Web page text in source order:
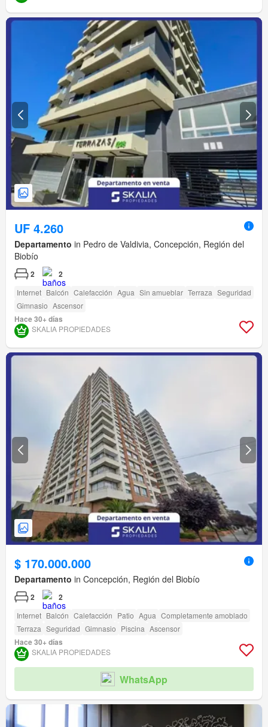
UF 4.260
Departamento in Pedro de Valdivia, Concepción, Región del
Biobío
2 2
Internet Balcón Calefacción Agua Sin amueblar Terraza Seguridad
Gimnasio Ascensor
Hace 30+ días
SKALIA PROPIEDADES
$ 170.000.000
Departamento in Concepción, Región del Biobío
2 2
Internet Balcón Calefacción Patio Agua Completamente amoblado
Terraza Seguridad Gimnasio Piscina Ascensor
Hace 30+ días
SKALIA PROPIEDADES
WhatsApp